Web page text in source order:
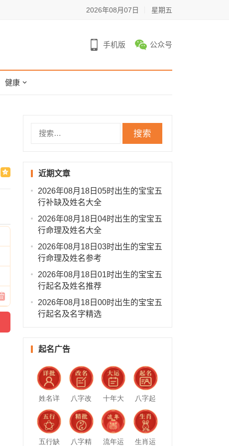
2026年08月07日 星期五
手机版 公众号
健康
近期文章
2026年08月18日05时出生的宝宝五
行补缺及姓名大全
2026年08月18日04时出生的宝宝五
行命理及姓名大全
2026年08月18日03时出生的宝宝五
行命理及姓名参考
2026年08月18日01时出生的宝宝五
行起名及姓名推荐
2026年08月18日00时出生的宝宝五
行起名及名字精选
起名广告
姓名详
批
八字改
名
十年大
运
八字起
名
五行缺 八字精 流年运 生肖运